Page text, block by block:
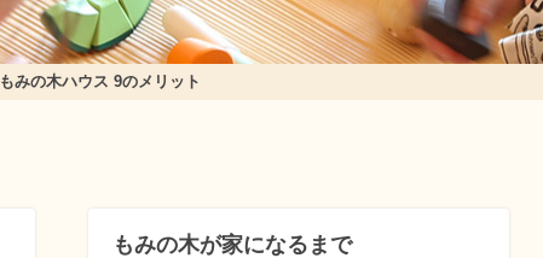
もみの木ハウス 9のメリット
もみの木が家になるまで